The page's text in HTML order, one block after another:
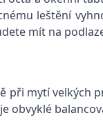
leštění
mít na
mytí velkých
obvyklé